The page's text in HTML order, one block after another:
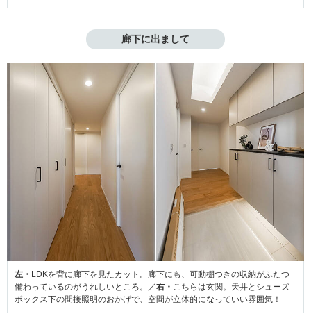
廊下に出まして
左・ LDKを背に廊下を見たカット。廊下にも、可動棚つきの収納がふたつ
備わっているのがうれしいところ。／右・ こちらは玄関。天井とシューズ
ボックス下の間接照明のおかげで、空間が立体的になっていい雰囲気！